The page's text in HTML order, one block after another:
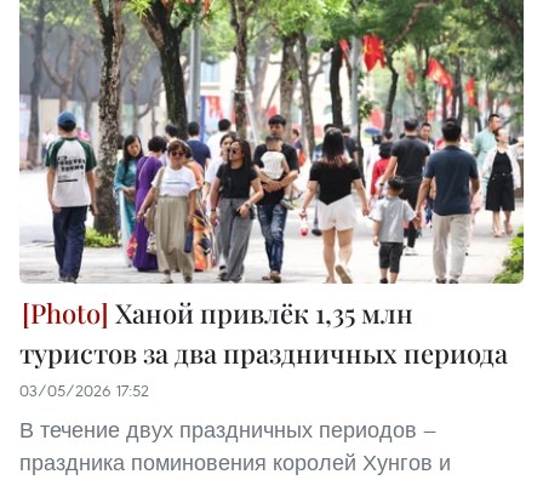
Ханой привлёк 1,35 млн
туристов за два праздничных периода
03/05/2026 17:52
В течение двух праздничных периодов —
праздника поминовения королей Хунгов и